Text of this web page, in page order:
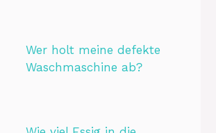
Wer holt meine defekte
Waschmaschine ab?